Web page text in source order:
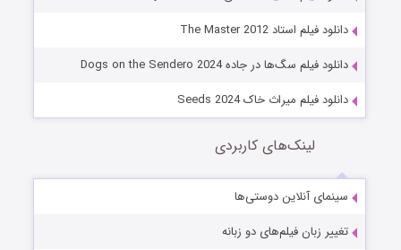
دانلود فیلم استاد The Master 2012
دانلود فیلم سگ‌ها در جاده Dogs on the Sendero 2024
دانلود فیلم میراث خاک Seeds 2024
لینک‌های کاربردی
سینمای آنلاین دوستی‌ها
تغییر زبان فیلم‌های دو زبانه